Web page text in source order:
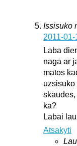
Issisuko
2011-
Laba
naga ar
matos
uzsisuko
ka?
Labai
Atsakyti